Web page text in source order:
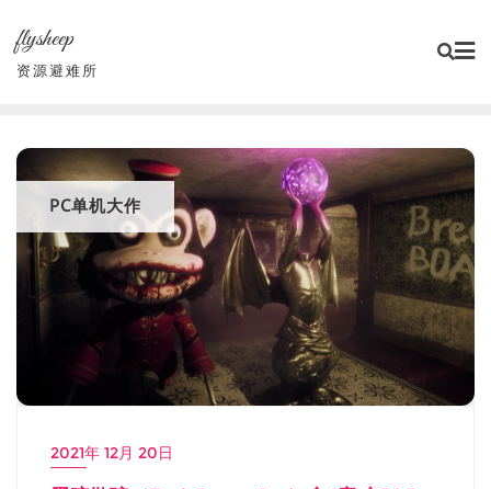
content
flysheep
资源避难所
PC单机大作
2021年 12月 20日